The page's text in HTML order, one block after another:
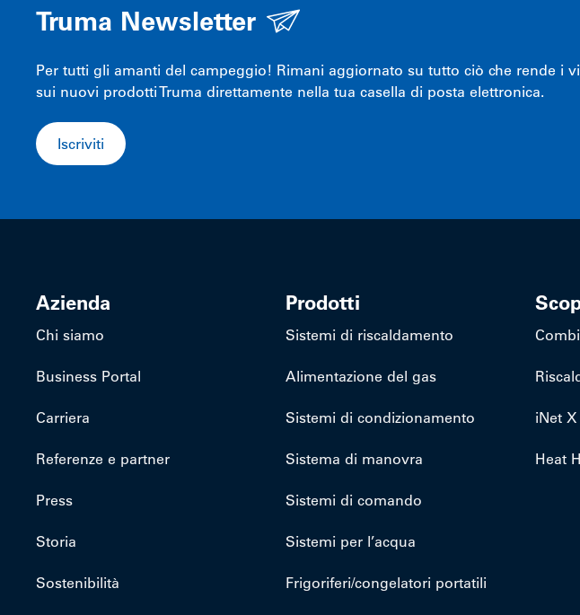
Truma Newsletter
Per tutti gli amanti del campeggio! Rimani aggiornato su tutto ciò che rende i
sui nuovi prodotti Truma direttamente nella tua casella di posta elettronica.
Iscriviti
Azienda
Chi siamo
Business Portal
Carriera
Referenze e partner
Press
Storia
Sostenibilità
Prodotti
Sistemi di riscaldamento
Alimentazione del gas
Sistemi di condizionamento
Sistema di manovra
Sistemi di comando
Sistemi per l’acqua
Frigoriferi/congelatori portatili
iNet
Heat